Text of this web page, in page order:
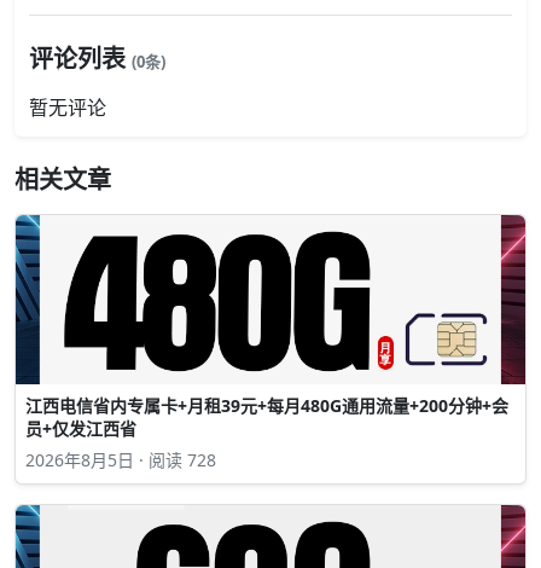
评论列表 (0条)
暂无评论
相关文章
江西电信省内专属卡+月租39元+每月480G通用流量+200分钟+会
员+仅发江西省
2026年8月5日 · 阅读 728